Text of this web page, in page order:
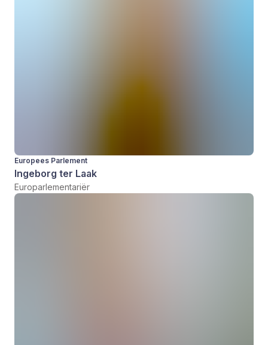
Europees Parlement
Ingeborg ter Laak
Europarlementariër